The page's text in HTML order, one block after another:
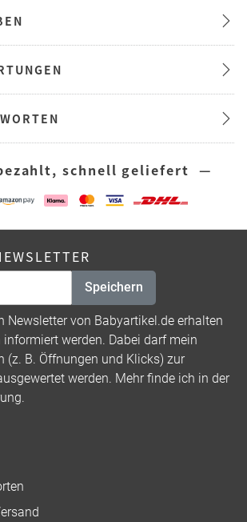
schnell geliefert —
Speichern
Newsletter von Babyartikel.de erhalten
werden. Dabei darf mein
(z. B. Öffnungen und Klicks) zur
werden. Mehr finde ich in der
.